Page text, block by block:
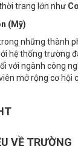
trang lớn như
(Mỹ)
những thành
hệ thống trường
với ngành công
mở rộng cơ hội
VỀ TRƯỜNG